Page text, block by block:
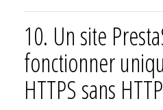
10. Un site
fonctionner
HTTPS sans